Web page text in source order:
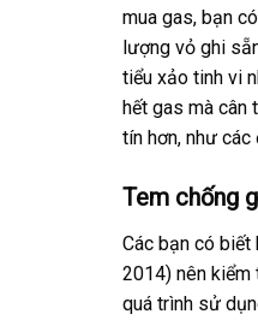
mua gas, bạn
lượng vỏ ghi
tiểu xảo tinh vi
hết gas mà cân
tín hơn, như
Tem chống
Các bạn có
2014) nên kiểm
quá trình sử